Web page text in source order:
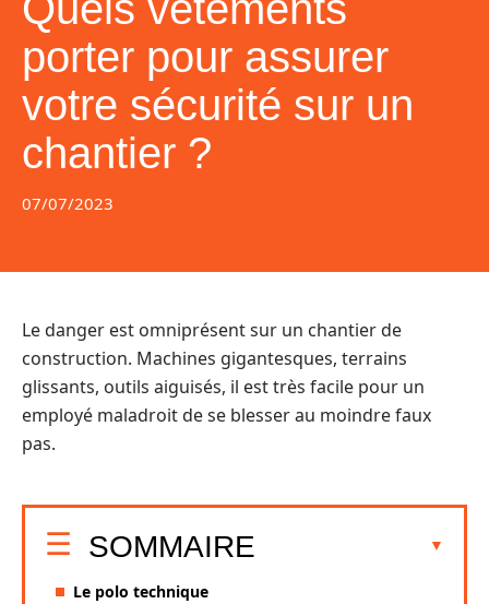
porter pour assurer
votre sécurité sur un
chantier ?
07/07/2023
Le danger est omniprésent sur un chantier de
construction. Machines gigantesques, terrains
glissants, outils aiguisés, il est très facile pour un
employé maladroit de se blesser au moindre faux
pas.
SOMMAIRE
Le polo technique